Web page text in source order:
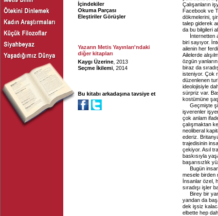
İçindekiler
Okuma Parçası
Eleştiriler Görüşler
Yazarın Metis Yayınları'ndaki
diğer kitapları
Kaygı Üzerine , 2013
Seçme İkilemi , 2014
Bu kitabı arkadaşına tavsiye et
Çalışanların
Facebook ve
dökmelerini,
talep giderek
da bu bilgileri
İnternetten
biri sayıyor.
ailenin her
Ailelerde
özgün
biraz da
isteniyor. Çok
düzenlenen
ideolojisiyle
sürpriz var.
kostümüne
Geçmişte
işverenler
çok anlam
çalışmaktan
neoliberal
ederiz.
trajedisinin
çekiyor. Asıl
baskısıyla
başarısızlık
Bugün
mesele birden
İnsanlar özel,
sıradışı işler
Birey bir
yandan da
dek işsiz
elbette hep